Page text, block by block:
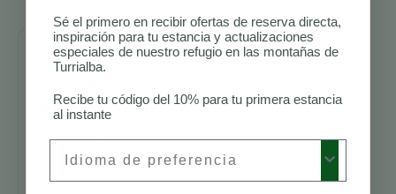
Sigue
explorando
Senderos para
Caminatas en
Costa Rica
Sé el primero en recibir ofertas de reserva directa,
inspiración para tu estancia y actualizaciones
especiales de nuestro refugio en las montañas de
Turrialba.
Recibe tu código del 10% para tu primera estancia
al instante